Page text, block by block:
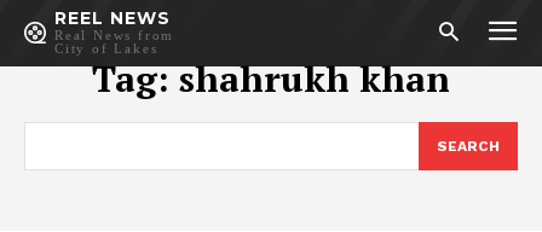
REEL NEWS
Real News from
City of Lakes
Tag:shahrukh khan
SEARCH